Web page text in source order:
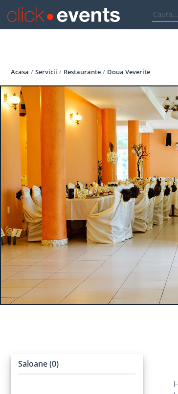
Acasa Servicii Restaurante Doua Veverite
Saloane (0)